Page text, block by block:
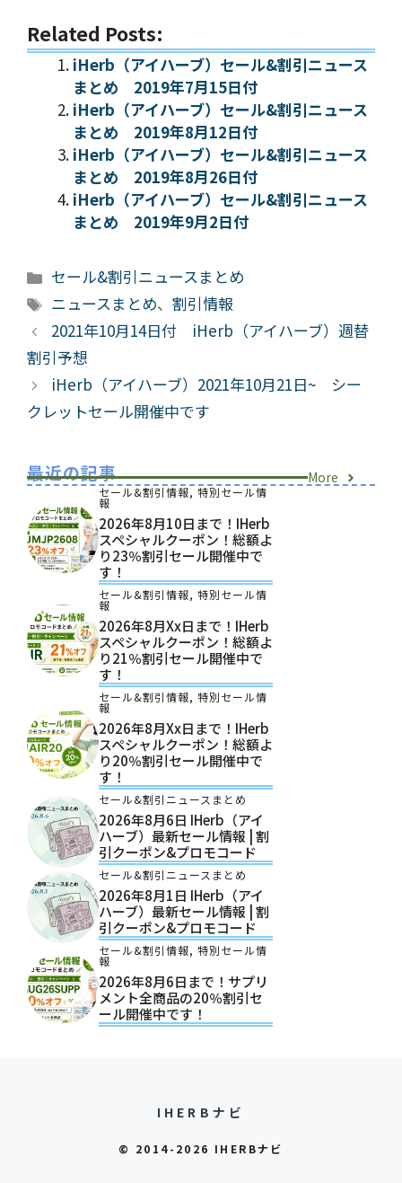
Related Posts:
iHerb（アイハーブ）セール&割引ニュース
まとめ 2019年7月15日付
iHerb（アイハーブ）セール&割引ニュース
まとめ 2019年8月12日付
iHerb（アイハーブ）セール&割引ニュース
まとめ 2019年8月26日付
iHerb（アイハーブ）セール&割引ニュース
まとめ 2019年9月2日付
カ
テ
リ
ー
セール&割引ニュースまとめ
タ
グ
ニュースまとめ、割引情報
2021年10月14日付 iHerb（アイハーブ）週替
割引予想
iHerb（アイハーブ）2021年10月21日~ シー
クレットセール開催中です
最近の記事 More
セール&割引情報, 特別セール情
報
2026年8月10日まで！iHerb
スペシャルクーポン！総額よ
り23％割引セール開催中で
す！
セール&割引情報, 特別セール情
報
2026年8月xx日まで！iHerb
スペシャルクーポン！総額よ
り21％割引セール開催中で
す！
セール&割引情報, 特別セール情
報
2026年8月xx日まで！iHerb
スペシャルクーポン！総額よ
り20％割引セール開催中で
す！
セール&割引ニュースまとめ
2026年8月6日 IHerb（アイ
ハーブ）最新セール情報 | 割
引クーポン&プロモコード
セール&割引ニュースまとめ
2026年8月1日 IHerb（アイ
ハーブ）最新セール情報 | 割
引クーポン&プロモコード
セール&割引情報, 特別セール情
報
2026年8月6日まで！サプリ
メント全商品の20％割引セ
ール開催中です！
IHERBナビ
© 2014-2026 IHERBナビ